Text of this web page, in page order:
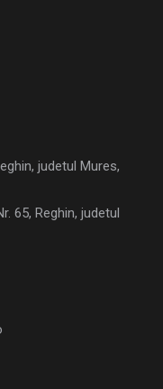
judetul Mures,
65, Reghin, judetul